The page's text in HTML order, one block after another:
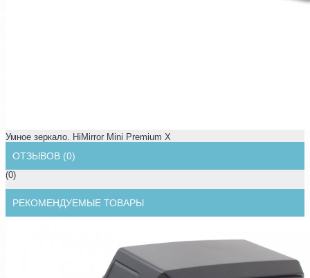
Умное зеркало. HiMirror Mini Premium X
ОТЗЫВОВ (0)
(0)
РЕКОМЕНДУЕМЫЕ ТОВАРЫ